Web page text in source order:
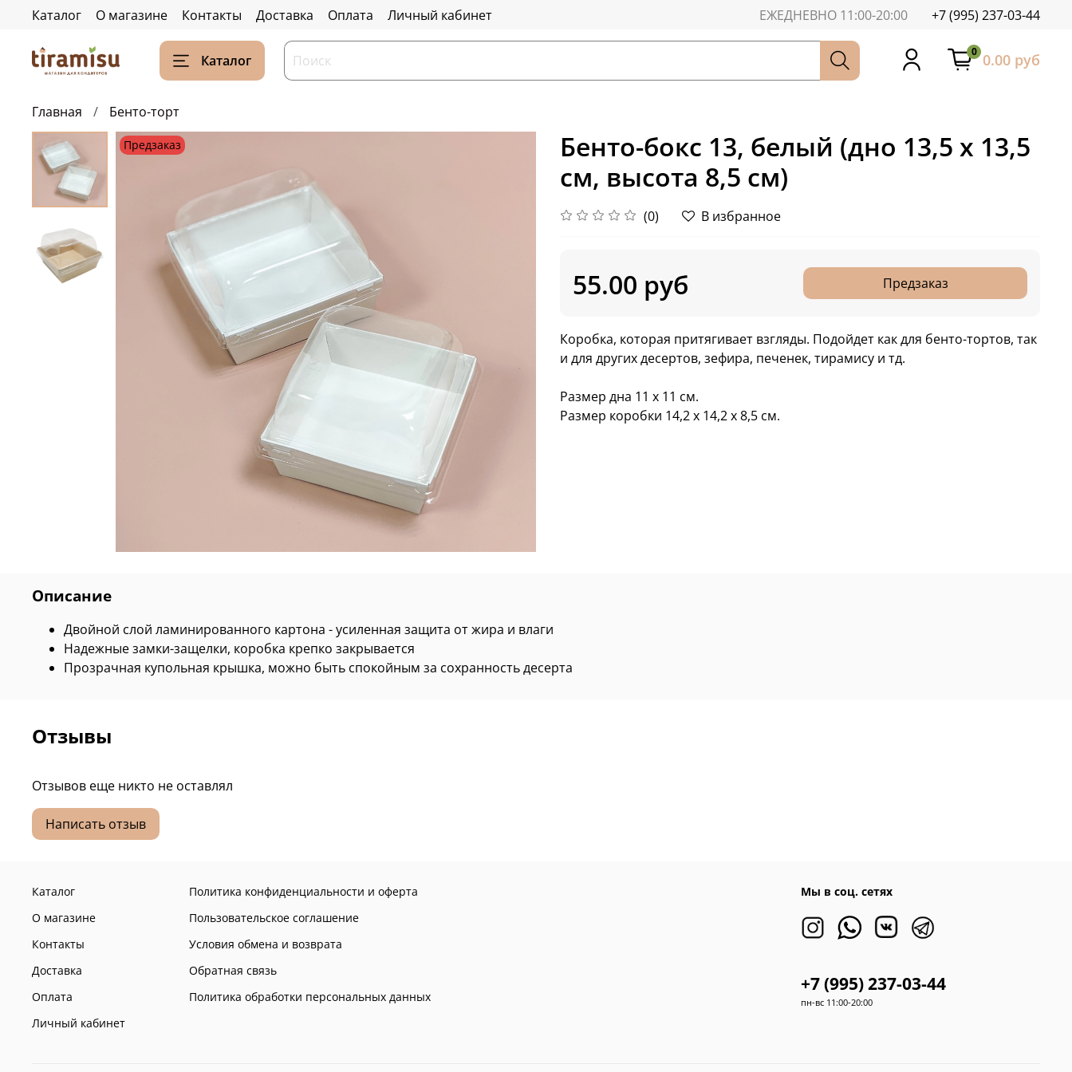
Каталог О магазине Контакты Доставка Оплата Личный кабинет ЕЖЕДНЕВНО 11:00-20:00 +7 (995) 237-03-44
Каталог
0 0.00 руб
Главная Бенто-торт
Предзаказ
Бенто-бокс 13, белый (дно 13,5 х 13,5
см, высота 8,5 см)
(0) В избранное
55.00 руб Предзаказ
Коробка, которая притягивает взгляды. Подойдет как для бенто-тортов, так
и для других десертов, зефира, печенек, тирамису и тд.
Размер дна 11 х 11 см.
Размер коробки 14,2 х 14,2 х 8,5 см.
Описание
Двойной слой ламинированного картона - усиленная защита от жира и влаги
Надежные замки-защелки, коробка крепко закрывается
Прозрачная купольная крышка, можно быть спокойным за сохранность десерта
Отзывы
Отзывов еще никто не оставлял
Написать отзыв
Каталог
О магазине
Контакты
Доставка
Оплата
Личный кабинет
Политика конфиденциальности и оферта
Пользовательское соглашение
Условия обмена и возврата
Обратная связь
Политика обработки персональных данных
Мы в соц. сетях
+7 (995) 237-03-44
пн-вс 11:00-20:00